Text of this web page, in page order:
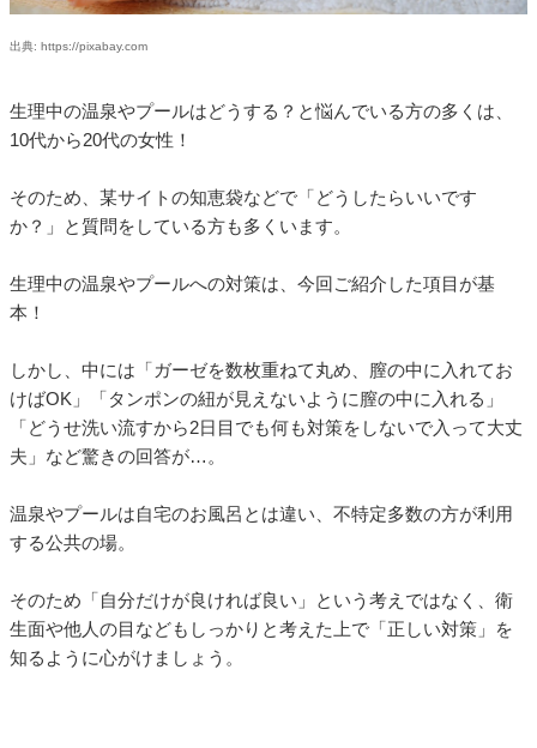
出典: https://pixabay.com
生理中の温泉やプールはどうする？と悩んでいる方の多くは、
10代から20代の女性！
そのため、某サイトの知恵袋などで「どうしたらいいです
か？」と質問をしている方も多くいます。
生理中の温泉やプールへの対策は、今回ご紹介した項目が基
本！
しかし、中には「ガーゼを数枚重ねて丸め、膣の中に入れてお
けばOK」「タンポンの紐が見えないように膣の中に入れる」
「どうせ洗い流すから2日目でも何も対策をしないで入って大丈
夫」など驚きの回答が…。
温泉やプールは自宅のお風呂とは違い、不特定多数の方が利用
する公共の場。
そのため「自分だけが良ければ良い」という考えではなく、衛
生面や他人の目などもしっかりと考えた上で「正しい対策」を
知るように心がけましょう。